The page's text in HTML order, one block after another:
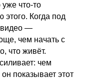
что-то
этого. Когда под
видео —
чем начать с
что живёт.
чем
показывает этот